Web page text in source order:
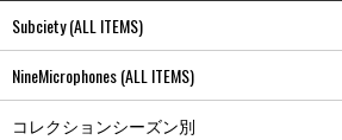
Subciety (ALL ITEMS)
NineMicrophones (ALL ITEMS)
コレクションシーズン別